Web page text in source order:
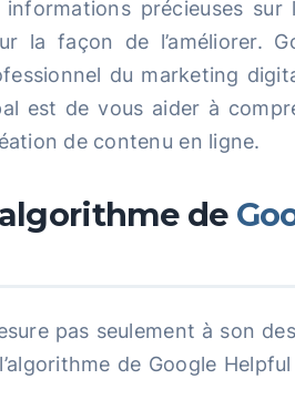
précieuses sur
la façon de l’améliorer.
du marketing
est de vous aider à
de contenu en ligne.
de
pas seulement à son
de Google